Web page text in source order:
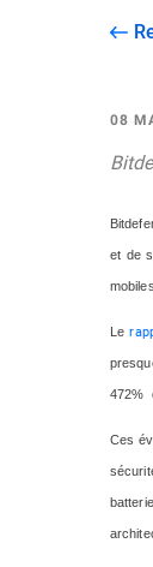
08
et de
mobiles.
Le
472%
Ces